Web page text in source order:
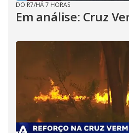
DO R7/HÁ 7 HORAS
Em análise: Cruz